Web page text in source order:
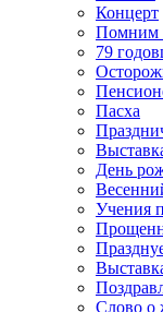
Концерт
Помним
79
Пасха
День
Учения
Слово о